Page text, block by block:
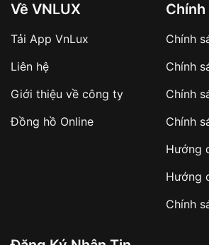
sản phẩm đặc biệt
Khách hàng cần
đặt cọc
hàng
Số tiền còn lại thanh toán khi
✔️ Hạn chế tình trạng hủy
Về VNLUX
Tải App VnLux
Liên hệ
Giới thiệu về công ty
Đồng hồ Online
Chính
Chính
Chính
Chính
Chính
Hướng
Hướng
Chính